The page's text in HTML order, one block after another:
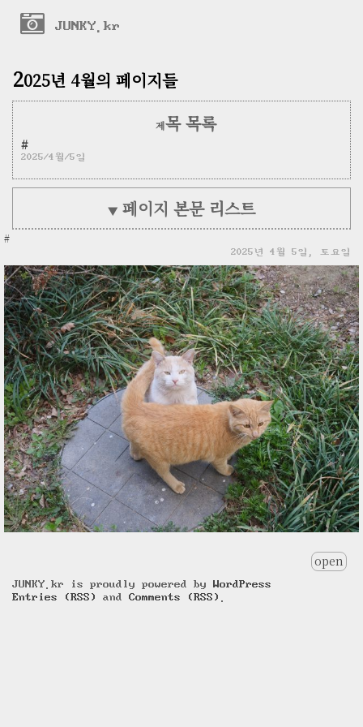
JUNKY.kr
2025년 4월의 페이지들
제목 목록
#
2025/4월/5일
▼ 페이지 본문 리스트
#
2025년 4월 5일, 토요일
open
JUNKY.kr is proudly powered by WordPress
Entries (RSS)
and Comments (RSS)